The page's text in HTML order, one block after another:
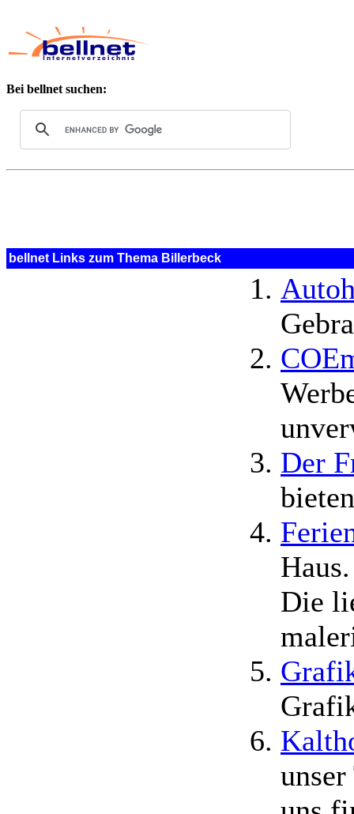
Bei bellnet suchen:
bellnet Links zum Thema Billerbeck
Der
Die